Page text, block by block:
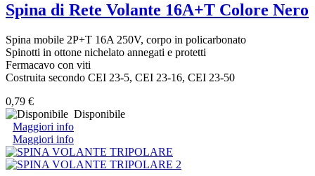
Spina di Rete Volante 16A+T Colore Nero
Spina mobile 2P+T 16A 250V, corpo in policarbonato
Spinotti in ottone nichelato annegati e protetti
Fermacavo con viti
Costruita secondo CEI 23-5, CEI 23-16, CEI 23-50
0,79 €
Disponibile
Maggiori info
Maggiori info